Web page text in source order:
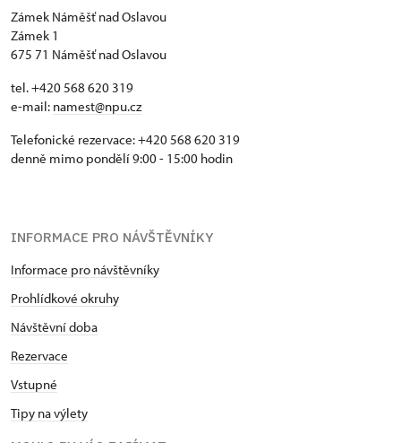
Zámek Náměšť nad Oslavou
Zámek 1
675 71 Náměšť nad Oslavou
tel. +420 568 620 319
e-mail: namest@npu.cz
Telefonické rezervace: +420 568 620 319
denně mimo pondělí 9:00 - 15:00 hodin
INFORMACE PRO NÁVŠTĚVNÍKY
Informace pro návštěvníky
Prohlídkové okruhy
Návštěvní doba
Rezervace
Vstupné
Tipy na výlety